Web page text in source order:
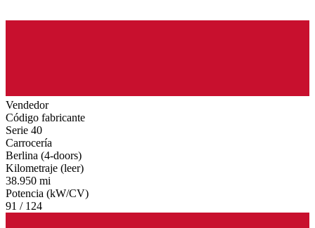
Vendedor
Código fabricante
Serie 40
Carrocería
Berlina (4-doors)
Kilometraje (leer)
38.950 mi
Potencia (kW/CV)
91 / 124